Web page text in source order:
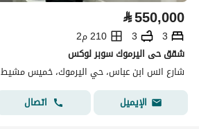
⃁550,000
3
3
210 م2
شقق حى اليرموك سوبر لوكس
شارع انس ابن عباس، حي اليرموك، خميس مشيط
الإيميل
اتصال